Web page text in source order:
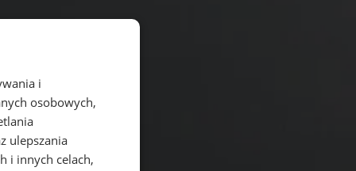
i
osobowych,
ulepszania
i innych celach,